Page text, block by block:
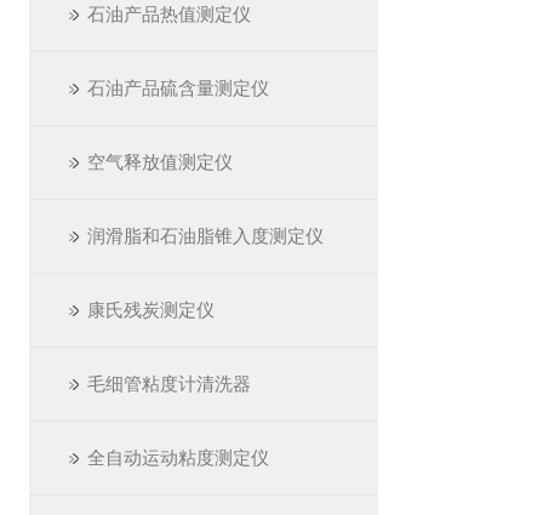
石油产品热值测定仪
石油产品硫含量测定仪
空气释放值测定仪
润滑脂和石油脂锥入度测定仪
康氏残炭测定仪
毛细管粘度计清洗器
全自动运动粘度测定仪